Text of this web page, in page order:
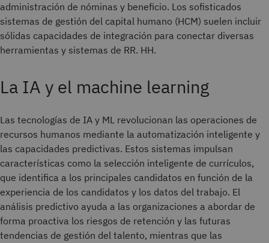
administración de nóminas y beneficio. Los sofisticados
sistemas de gestión del capital humano (HCM) suelen incluir
sólidas capacidades de integración para conectar diversas
herramientas y sistemas de RR. HH.
La IA y el machine learning
Las tecnologías de IA y ML revolucionan las operaciones de
recursos humanos mediante la automatización inteligente y
las capacidades predictivas. Estos sistemas impulsan
características como la selección inteligente de currículos,
que identifica a los principales candidatos en función de la
experiencia de los candidatos y los datos del trabajo. El
análisis predictivo ayuda a las organizaciones a abordar de
forma proactiva los riesgos de retención y las futuras
tendencias de gestión del talento, mientras que las